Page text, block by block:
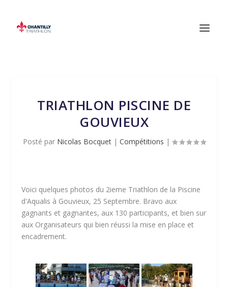
TRIATHLON PISCINE DE
GOUVIEUX
Posté par Nicolas Bocquet| Compétitions |
Voici quelques photos du 2ieme Triathlon de la Piscine
d'Aqualis à Gouvieux, 25 Septembre. Bravo aux
gagnants et gagnantes, aux 130 participants, et bien sur
aux Organisateurs qui bien réussi la mise en place et
encadrement.